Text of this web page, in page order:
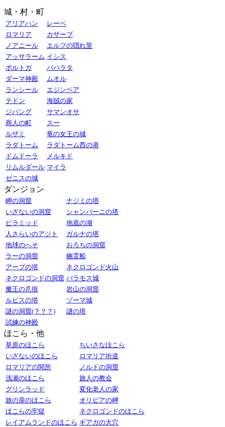
城・村・町
アリアハン
レーベ
ロマリア
カザーブ
ノアニール
エルフの隠れ里
アッサラーム イシス
ポルトガ
バハラタ
ダーマ神殿
ムオル
ランシール
エジンベア
テドン
海賊の家
ジパング
サマンオサ
商人の町
スー
ルザミ
竜の女王の城
ラダトーム
ラダトーム西の港
ドムドーラ
メルキド
リムルダール マイラ
ゼニスの城
ダンジョン
岬の洞窟
ナジミの塔
いざないの洞窟
シャンパーニの塔
ピラミッド
地底の湖
人さらいのアジト
ガルナの塔
地球のへそ
おろちの洞窟
ラーの洞窟
幽霊船
アープの塔
ネクロゴンド火山
ネクロゴンドの洞窟 バラモス城
魔王の爪痕
岩山の洞窟
ルビスの塔
ゾーマ城
謎の洞窟(？？？)
謎の塔
試練の神殿
ほこら・他
草原のほこら
ちいさなほこら
いざないのほこら
ロマリア街道
ロマリアの関所
ノルドの洞窟
浅瀬のほこら
旅人の教会
グリンラッド
変化老人の家
旅の扉のほこら
オリビアの岬
ほこらの牢獄
ネクロゴンドのほこら
レイアムランドのほこら ギアガの大穴